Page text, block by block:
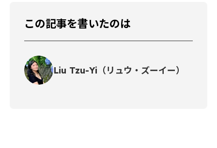
この記事を書いたのは
Liu Tzu-Yi（リュウ・ズーイー）